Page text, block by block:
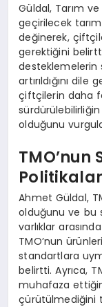
Güldal, Tarım
geçirilecek
değinerek,
gerektiğini
desteklemelerin
artırıldığını
çiftçilerin daha
olduğunu
Ahmet Güldal,
olduğunu ve bu
varlıklar
TMO’nun
standartlara
belirtti. Ayrıca,
muhafaza
çürütülmediğini